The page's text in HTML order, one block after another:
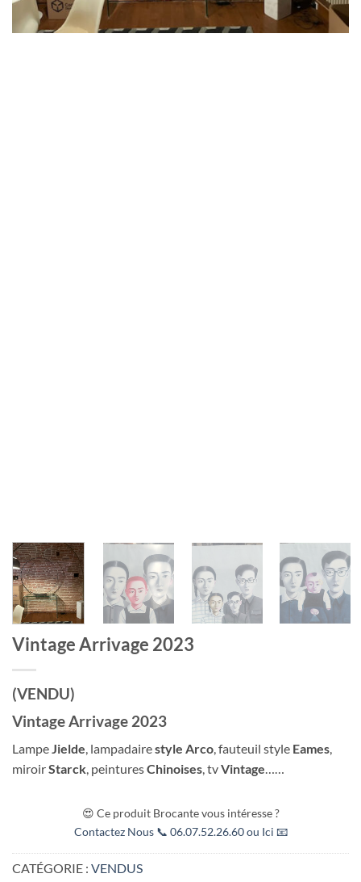
Vintage Arrivage 2023
(VENDU)
Vintage Arrivage 2023
LampeJielde, lampadairestyle Arco, fauteuil style Eames,
miroirStarck, peinturesChinoises, tvVintage……
😍 Ce produit Brocante vous intéresse ?
Contactez Nous 📞 06.07.52.26.60 ou Ici 📧
CATÉGORIE : VENDUS